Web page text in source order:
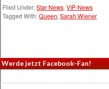
Filed Under:Star News,VIP-News
Tagged With:Queen,Sarah Wiener
Werde jetzt Facebook-Fan!